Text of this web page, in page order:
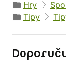
Hry
Tipy